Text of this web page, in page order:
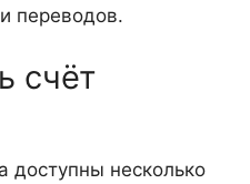
переводов.
счёт
доступны несколько